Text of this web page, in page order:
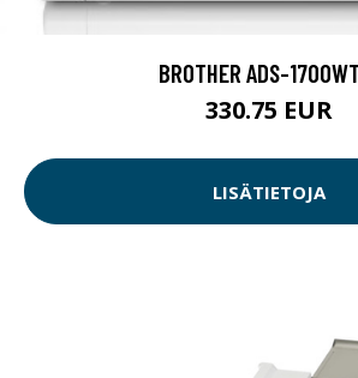
BROTHER ADS-
330.75 EUR
LISÄTIETOJA